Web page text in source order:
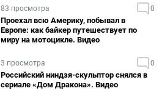
83 просмотра 0
Проехал всю Америку, побывал в
Европе: как байкер путешествует по
миру на мотоцикле. Видео
3 просмотра 0
Российский ниндзя-скульптор снялся в
сериале «Дом Дракона». Видео